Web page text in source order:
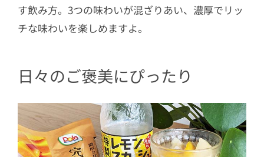
す飲み方。3つの味わいが混ざりあい、濃厚でリッ
チな味わいを楽しめますよ。
日々のご褒美にぴったり